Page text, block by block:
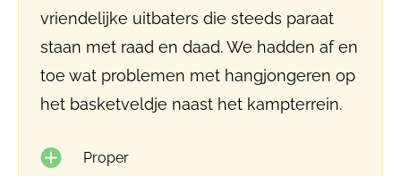
vriendelijke uitbaters die steeds paraat
staan met raad en daad. We hadden af en
toe wat problemen met hangjongeren op
het basketveldje naast het kampterrein.
Proper